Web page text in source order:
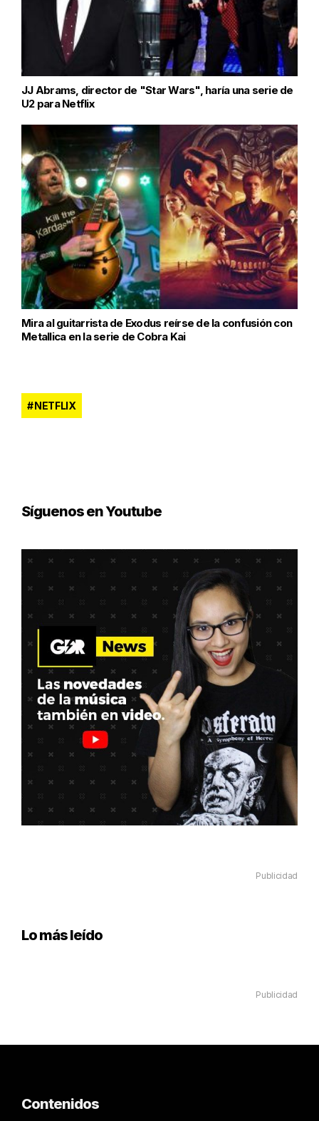
JJ Abrams, director de "Star Wars", haría una serie de
U2 para Netflix
Mira al guitarrista de Exodus reírse de la confusión con
Metallica en la serie de Cobra Kai
NETFLIX
Síguenos en Youtube
Publicidad
Lo más leído
Publicidad
Contenidos